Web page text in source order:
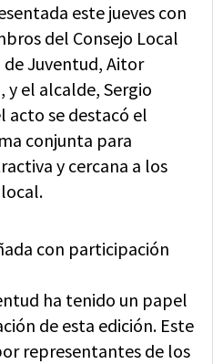
este jueves con
del Consejo Local
Juventud, Aitor
y el alcalde, Sergio
acto se destacó el
conjunta para
y cercana a los
con participación
ha tenido un papel
de esta edición. Este
representantes de los